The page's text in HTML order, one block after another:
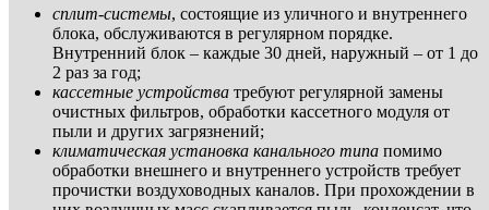
сплит-системы, состоящие из уличного и внутреннего
блока, обслуживаются в регулярном порядке.
Внутренний блок – каждые 30 дней, наружный – от 1 до
2 раз за год;
кассетные устройства требуют регулярной замены
очистных фильтров, обработки кассетного модуля от
пыли и других загрязнений;
климатическая установка канального типа помимо
обработки внешнего и внутреннего устройств требует
прочистки воздуховодных каналов. При прохождении в